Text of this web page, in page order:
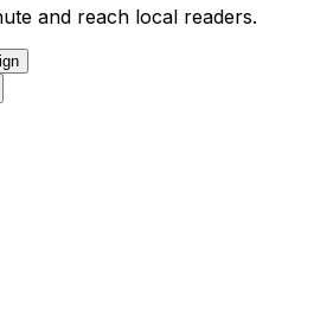
and reach local readers.